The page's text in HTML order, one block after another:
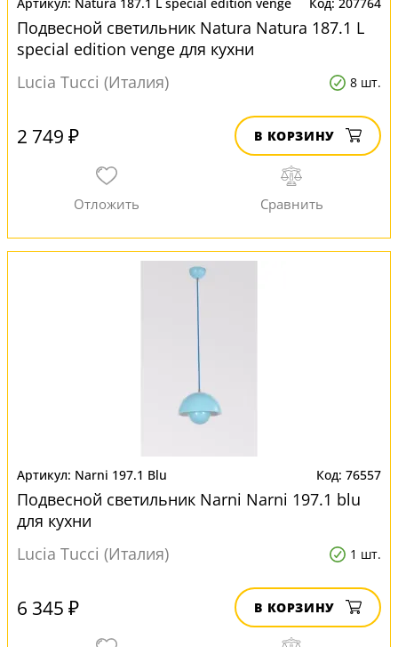
Подвесной светильник Natura Natura 187.1 L
special edition venge для кухни
Lucia Tucci (Италия)
8 шт.
2 749 ₽ В КОРЗИНУ
Narni 197.1 Blu 76557
Подвесной светильник Narni Narni 197.1 blu
для кухни
Lucia Tucci (Италия)
1 шт.
6 345 ₽ В КОРЗИНУ